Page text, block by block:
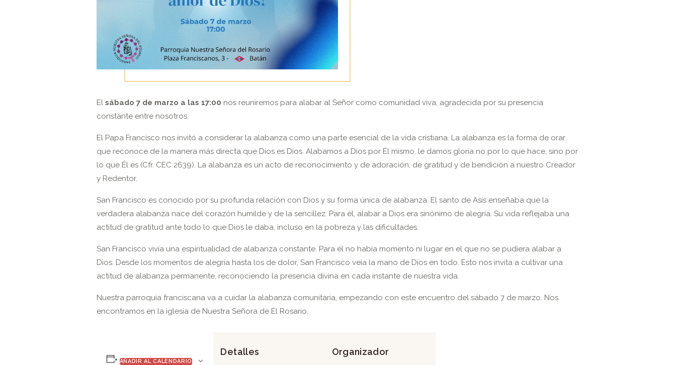
El sábado 7 de marzo a las 17:00 nos reuniremos para alabar al Señor como comunidad viva, agradecida por su presencia
constante entre nosotros.
El Papa Francisco nos invitó a considerar la alabanza como una parte esencial de la vida cristiana. La alabanza es la forma de orar
que reconoce de la manera más directa que Dios es Dios. Alabamos a Dios por Él mismo, le damos gloria no por lo que hace, sino por
lo que Él es (Cfr. CEC 2639). La alabanza es un acto de reconocimiento y de adoración, de gratitud y de bendición a nuestro Creador
y Redentor.
San Francisco es conocido por su profunda relación con Dios y su forma única de alabanza. El santo de Asís enseñaba que la
verdadera alabanza nace del corazón humilde y de la sencillez. Para él, alabar a Dios era sinónimo de alegría. Su vida reflejaba una
actitud de gratitud ante todo lo que Dios le daba, incluso en la pobreza y las dificultades.
San Francisco vivía una espiritualidad de alabanza constante. Para él no había momento ni lugar en el que no se pudiera alabar a
Dios. Desde los momentos de alegría hasta los de dolor, San Francisco veía la mano de Dios en todo. Esto nos invita a cultivar una
actitud de alabanza permanente, reconociendo la presencia divina en cada instante de nuestra vida.
Nuestra parroquia franciscana va a cuidar la alabanza comunitaria, empezando con este encuentro del sábado 7 de marzo. Nos
encontramos en la iglesia de Nuestra Señora de El Rosario.
AÑADIR AL CALENDARIO
Detalles Organizador